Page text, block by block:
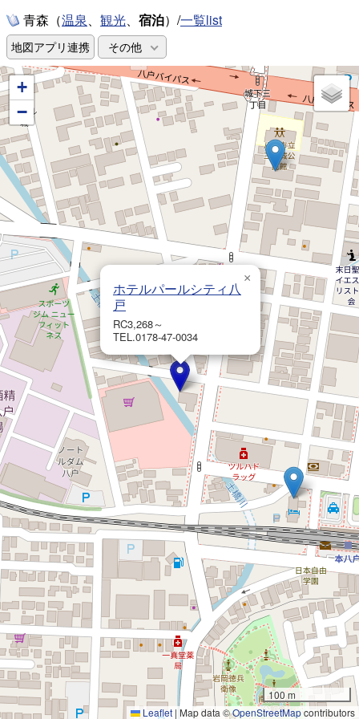
青森（温泉 、 観光、 宿泊）/一覧list
地図アプリ連携 その他
ホテルパールシティ八
戸
RC3,268～
TEL.0178-47-0034
×
+
−
100 m
Leaflet | Map data ©OpenStreetMapcontributors